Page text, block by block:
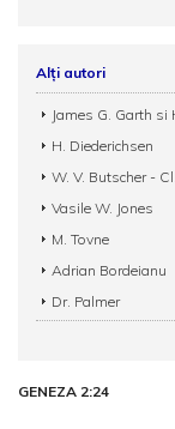
Alți autori
James G. Garth si
H. Diederichsen
W. V. Butscher -
Vasile W. Jones
M. Tovne
Adrian Bordeianu
Dr. Palmer
GENEZA 2:24